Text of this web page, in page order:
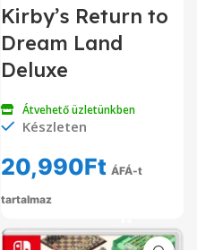
Kirby’s Return to
Dream Land
Deluxe
Átvehető üzletünkben
Készleten
20,990Ft ÁFÁ-t
tartalmaz